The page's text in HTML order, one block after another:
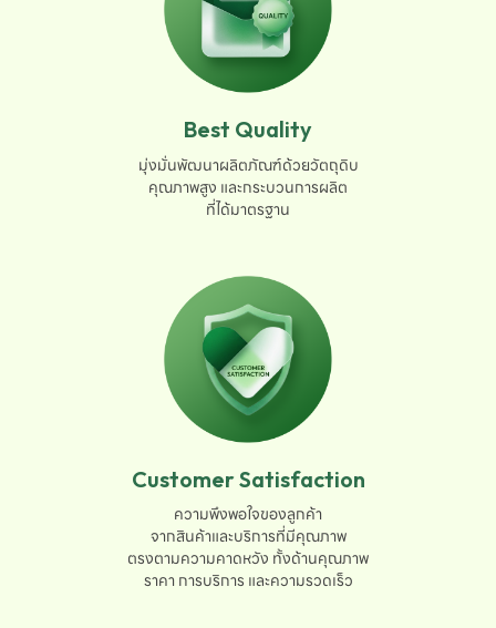
Best Quality
มุ่งมั่นพัฒนาผลิตภัณฑ์ด้วยวัตถุดิบ
คุณภาพสูง และกระบวนการผลิต
ที่ได้มาตรฐาน
Customer Satisfaction
ความพึงพอใจของลูกค้า
จากสินค้าและบริการที่มีคุณภาพ
ตรงตามความคาดหวัง ทั้งด้านคุณภาพ
ราคา การบริการ และความรวดเร็ว